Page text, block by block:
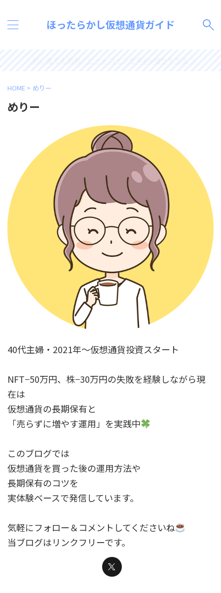
ほったらかし仮想通貨ガイド
＼初心者でも簡単／ビットコインを年8%増やす方法 ≫
HOME > めりー
めりー
40代主婦・2021年～仮想通貨投資スタート
NFT−50万円、株−30万円の失敗を経験しながら現
在は
仮想通貨の長期保有と
「売らずに増やす運用」を実践中
このブログでは
仮想通貨を買った後の運用方法や
長期保有のコツを
実体験ベースで発信しています。
気軽にフォロー＆コメントしてくださいね
当ブログはリンクフリーです。